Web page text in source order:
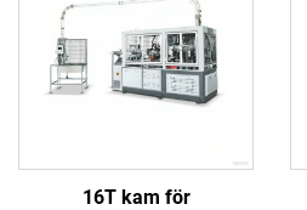
16T kam för